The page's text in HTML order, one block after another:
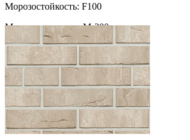
Морозостойкость: F100
Марка прочности: М-200
Поверхность: гладкий
Пустотность: пустотелый
80за шт